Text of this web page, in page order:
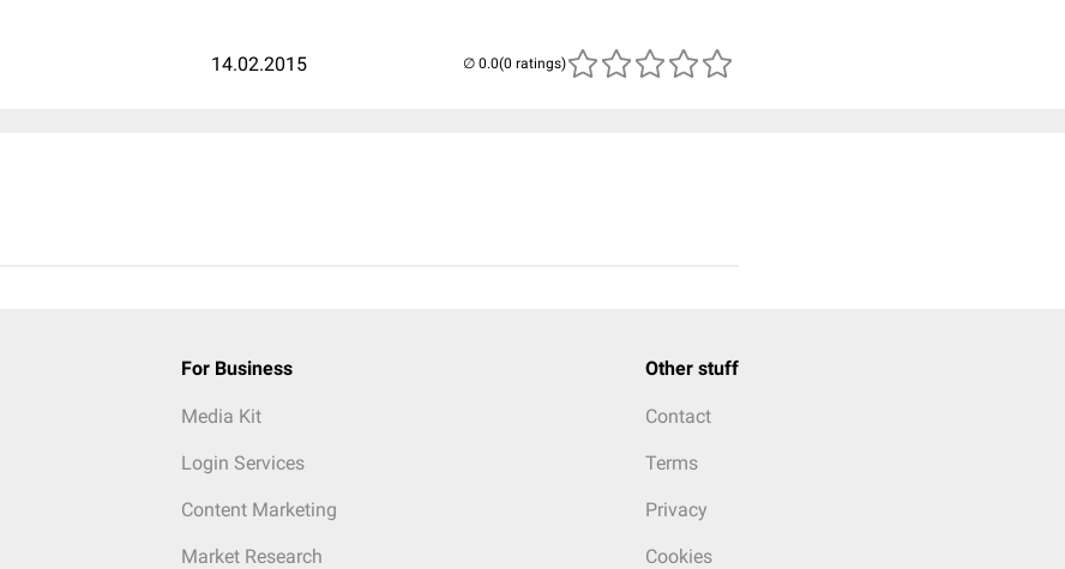
14.02.2015 (0 ratings)
For Business
Media Kit
Login Services
Content Marketing
Market Research
Other stuff
Contact
Terms
Privacy
Cookies